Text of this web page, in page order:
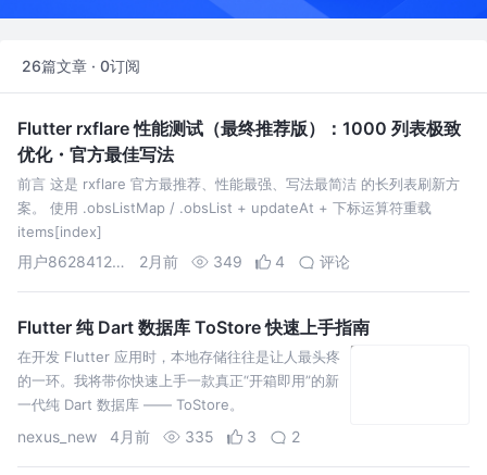
26篇文章 · 0订阅
Flutter rxflare 性能测试（最终推荐版）：1000 列表极致
优化・官方最佳写法
前言 这是 rxflare 官方最推荐、性能最强、写法最简洁 的长列表刷新方
案。 使用 .obsListMap / .obsList + updateAt + 下标运算符重载
items[index]
用户8628412954944 2月前 349 4 评论
Flutter 纯 Dart 数据库 ToStore 快速上手指南
在开发 Flutter 应用时，本地存储往往是让人最头疼
的一环。我将带你快速上手一款真正“开箱即用”的新
一代纯 Dart 数据库 —— ToStore。
nexus_new 4月前 335 3 2